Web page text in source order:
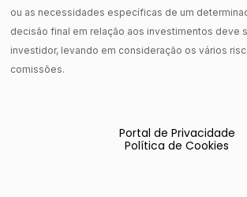
ou as necessidades específicas de um
decisão final em relação aos investimentos deve
investidor, levando em consideração os vários
comissões.
Portal de Privacidade
Política de Cookies